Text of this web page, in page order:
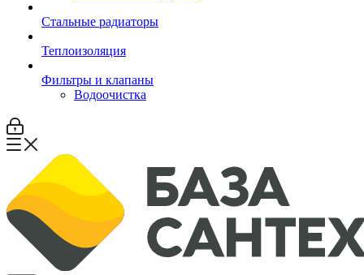
Стальные радиаторы
Теплоизоляция
Фильтры и клапаны
Водоочистка